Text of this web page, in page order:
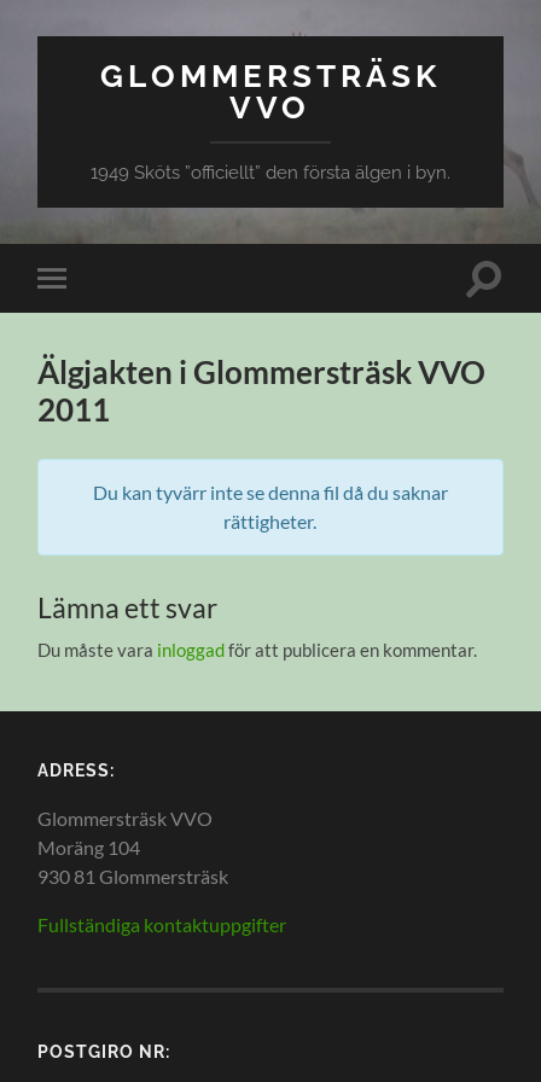
GLOMMERSTRÄSK
VVO
1949 Sköts ”officiellt” den första älgen i byn.
Slå
på/av
Slå
Älgjakten i Glommersträsk VVO
2011
Du kan tyvärr inte se denna fil då du saknar
rättigheter.
Lämna ett svar
Du måste vara inloggadför att publicera en kommentar.
ADRESS:
Glommersträsk VVO
Moräng 104
930 81 Glommersträsk
Fullständiga kontaktuppgifter
POSTGIRO NR: